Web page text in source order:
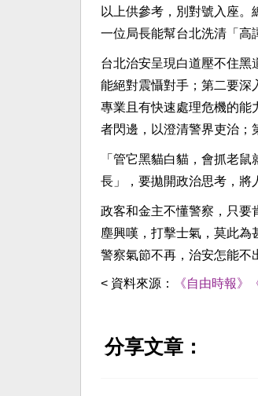
以上供參考，別對號入座
一位局長能幫台北洗清「高
台北治安呈現白道壓不住黑
能絕對震懾對手；第二要深
專業且有快速處理危機的能
者閃邊，以澄清警界吏治；
「管它黑貓白貓，會抓老
長」，要拋開政治思考，將
政客和金主不懂警察，只要
塵興嘆，打擊士氣，莫此為
警察氣節不再，治安怎能不
< 資料來源： 《自由時報》
分享文章：